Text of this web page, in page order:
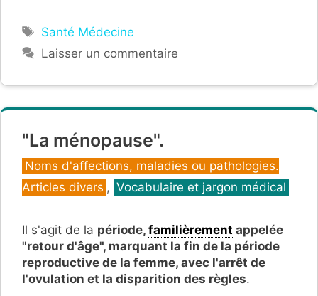
Étiquettes
Santé Médecine
Laisser un commentaire
"La ménopause".
Catégories
Noms d'affections, maladies ou pathologies.
Articles divers , Vocabulaire et jargon médical
Il s'agit de la période, familièrement appelée
"retour d'âge", marquant la fin de la période
reproductive de la femme, avec l'arrêt de
l'ovulation et la disparition des règles.